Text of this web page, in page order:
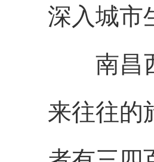
深入城市
南昌西
来往往的